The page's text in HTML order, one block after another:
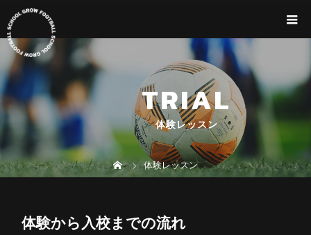
TRIAL
体験レッスン
体験レッスン
体験から入校までの流れ